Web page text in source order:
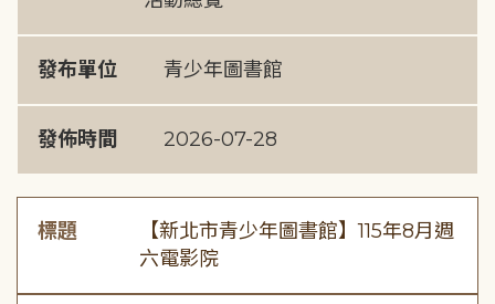
發布單位 青少年圖書館
發佈時間 2026-07-28
標題
【新北市青少年圖書館】115年8月週
六電影院